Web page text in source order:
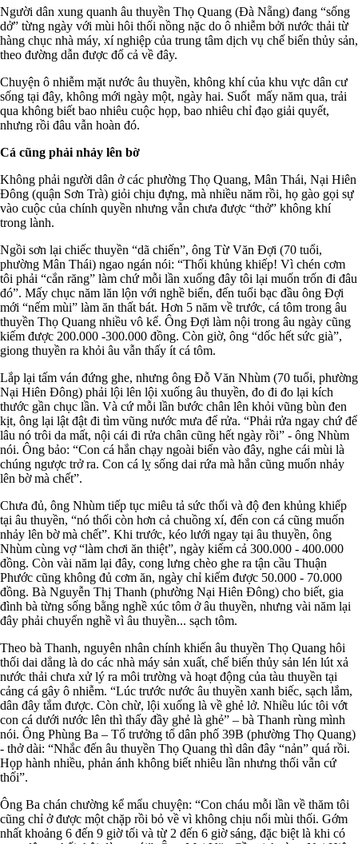
Người dân xung quanh âu thuyền Thọ Quang (Đà Nẵng) đang “sống
dở” từng ngày với mùi hôi thối nồng nặc do ô nhiễm bởi nước thải từ
hàng chục nhà máy, xí nghiệp của trung tâm dịch vụ chế biến thủy sản,
theo đường dẫn được đổ cả về đây.
Chuyện ô nhiễm mặt nước âu thuyền, không khí của khu vực dân cư
sống tại đây, không mới ngày một, ngày hai. Suốt mấy năm qua, trải
qua không biết bao nhiêu cuộc họp, bao nhiêu chỉ đạo giải quyết,
nhưng rồi đâu vẫn hoàn đó.
Cá cũng phải nhảy lên bờ
Không phải người dân ở các phường Thọ Quang, Mân Thái, Nại Hiên
Đông (quận Sơn Trà) giỏi chịu đựng, mà nhiều năm rồi, họ gào gọi sự
vào cuộc của chính quyền nhưng vẫn chưa được “thở” không khí
trong lành.
Ngồi sơn lại chiếc thuyền “dã chiến”, ông Từ Văn Đợi (70 tuổi,
phường Mân Thái) ngao ngán nói: “Thối khủng khiếp! Vì chén cơm
tôi phải “cắn răng” làm chứ mỗi lần xuống đây tôi lại muốn trốn đi đâu
đó”. Mấy chục năm lăn lộn với nghề biển, đến tuổi bạc đầu ông Đợi
mới “nếm mùi” làm ăn thất bát. Hơn 5 năm về trước, cá tôm trong âu
thuyền Thọ Quang nhiều vô kể. Ông Đợi làm nội trong âu ngày cũng
kiếm được 200.000 -300.000 đồng. Còn giờ, ông “dốc hết sức già”,
giong thuyền ra khỏi âu vẫn thấy ít cá tôm.
Lắp lại tấm ván đứng ghe, nhưng ông Đỗ Văn Nhùm (70 tuổi, phường
Nại Hiên Đông) phải lội lên lội xuống âu thuyền, đo đi đo lại kích
thước gần chục lần. Và cứ mỗi lần bước chân lên khỏi vũng bùn đen
kịt, ông lại lật đật đi tìm vũng nước mưa để rửa. “Phải rửa ngay chứ để
lâu nó trôi da mất, nội cái đi rửa chân cũng hết ngày rồi” - ông Nhùm
nói. Ông bảo: “Con cá hắn chạy ngoài biển vào đây, nghe cái mùi là
chúng ngược trở ra. Con cá lỵ sống dai rứa mà hắn cũng muốn nhảy
lên bờ mà chết”.
Chưa đủ, ông Nhùm tiếp tục miêu tả sức thối và độ đen khủng khiếp
tại âu thuyền, “nó thối còn hơn cả chuồng xí, đến con cá cũng muốn
nhảy lên bờ mà chết”. Khi trước, kéo lưới ngay tại âu thuyền, ông
Nhùm cùng vợ “làm chơi ăn thiệt”, ngày kiếm cả 300.000 - 400.000
đồng. Còn vài năm lại đây, cong lưng chèo ghe ra tận cầu Thuận
Phước cũng không đủ cơm ăn, ngày chỉ kiếm được 50.000 - 70.000
đồng. Bà Nguyễn Thị Thanh (phường Nại Hiên Đông) cho biết, gia
đình bà từng sống bằng nghề xúc tôm ở âu thuyền, nhưng vài năm lại
đây phải chuyển nghề vì âu thuyền... sạch tôm.
Theo bà Thanh, nguyên nhân chính khiến âu thuyền Thọ Quang hôi
thối dai dẳng là do các nhà máy sản xuất, chế biến thủy sản lén lút xả
nước thải chưa xử lý ra môi trường và hoạt động của tàu thuyền tại
cảng cá gây ô nhiễm. “Lúc trước nước âu thuyền xanh biếc, sạch lắm,
dân đây tắm được. Còn chừ, lội xuống là về ghẻ lở. Nhiều lúc tôi vớt
con cá dưới nước lên thì thấy đầy ghẻ là ghẻ” – bà Thanh rùng mình
nói. Ông Phùng Ba – Tổ trưởng tổ dân phố 39B (phường Thọ Quang)
- thở dài: “Nhắc đến âu thuyền Thọ Quang thì dân đây “nản” quá rồi.
Họp hành nhiều, phản ánh không biết nhiêu lần nhưng thối vẫn cứ
thối”.
Ông Ba chán chường kể mẩu chuyện: “Con cháu mỗi lần về thăm tôi
cũng chỉ ở được một chặp rồi bỏ về vì không chịu nổi mùi thối. Gớm
nhất khoảng 6 đến 9 giờ tối và từ 2 đến 6 giờ sáng, đặc biệt là khi có